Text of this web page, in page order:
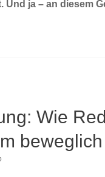
ja – an diesem
Wie